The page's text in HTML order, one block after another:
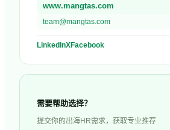
www.mangtas.com
team@mangtas.com
LinkedInXFacebook
需要帮助选择？
提交你的出海HR需求，获取专业推荐